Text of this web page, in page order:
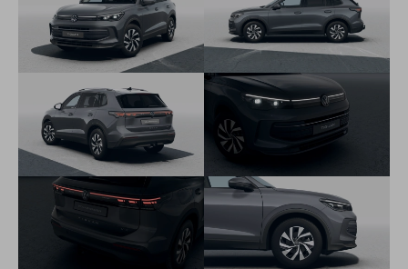
hroziacom čelnom náraze
Pedestrian Recognition asistent rozpoznávania kolízie s
chodcom
Lane Assist - asistent zachovania jazdného pruhu
Car2X - online komunikácia medzi vozidlami, informácie o
kritických situáciách na trase
Rozpoznávanie dopravných značiek
Predné hlavové opierky bezpečnostne optimalizované
3-bodové bezpečnostné pásy na všetkých sedadlách,
vpredu výškovo nastaviteľné
3 hlavové opierky sedadiel vzadu
ISOFIX systém na uchytenie detských sedačiek na sedadle